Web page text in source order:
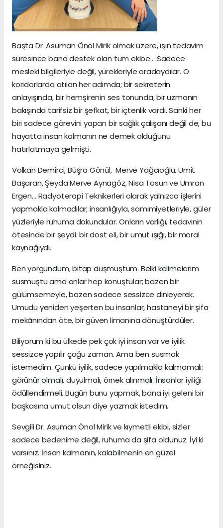
Başta Dr. Asuman Önol Mirik olmak üzere, ışın tedavim
süresince bana destek olan tüm ekibe… Sadece
mesleki bilgileriyle değil, yürekleriyle oradaydılar. O
koridorlarda atılan her adımda; bir sekreterin
anlayışında, bir hemşirenin ses tonunda, bir uzmanın
bakışında tarifsiz bir şefkat, bir içtenlik vardı. Sanki her
biri sadece görevini yapan bir sağlık çalışanı değil de, bu
hayatta insan kalmanın ne demek olduğunu
hatırlatmaya gelmişti.
Volkan Demirci, Büşra Gönül, Merve Yağcıoğlu, Ümit
Başaran, Şeyda Merve Aynagöz, Nisa Tosun ve Ümran
Ergen… Radyoterapi Teknikerleri olarak yalnızca işlerini
yapmakla kalmadılar; insanlığıyla, samimiyetleriyle, güler
yüzleriyle ruhuma dokundular. Onların varlığı, tedavinin
ötesinde bir şeydi: bir dost eli, bir umut ışığı, bir moral
kaynağıydı.
Ben yorgundum, bitap düşmüştüm. Belki kelimelerim
susmuştu ama onlar hep konuştular; bazen bir
gülümsemeyle, bazen sadece sessizce dinleyerek.
Umudu yeniden yeşerten bu insanlar, hastaneyi bir şifa
mekânından öte, bir güven limanına dönüştürdüler.
Biliyorum ki bu ülkede pek çok iyi insan var ve iyilik
sessizce yapılır çoğu zaman. Ama ben susmak
istemedim. Çünkü iyilik, sadece yapılmakla kalmamalı;
görünür olmalı, duyulmalı, örnek alınmalı. İnsanlar iyiliği
ödüllendirmeli. Bugün bunu yapmak, bana iyi geleni bir
başkasına umut olsun diye yazmak istedim.
Sevgili Dr. Asuman Önol Mirik ve kıymetli ekibi, sizler
sadece bedenime değil, ruhuma da şifa oldunuz. İyi ki
varsınız. İnsan kalmanın, kalabilmenin en güzel
örneğisiniz.